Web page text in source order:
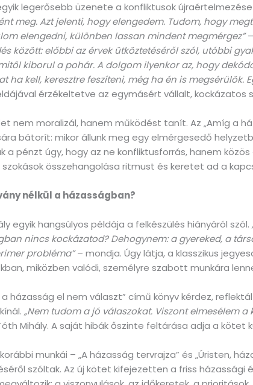
legerősebb üzenete a konfliktusok
meg. Azt jelenti, hogy elengedem. Tudom, hogy
elengedni, különben lassan mindent megmérgez”
között: előbbi az érvek ütköztetéséről szól, utóbbi
kiborul a pohár. A dolgom ilyenkor az, hogy
ha kell, keresztre feszíteni, még ha én is megsérülök.
érzékeltetve az egymásért vállalt, kockázatos
nem moralizál, hanem működést tanít. Az „Amíg a
bátorít: mikor állunk meg egy elmérgesedő
a pénzt úgy, hogy az ne konfliktusforrás, hanem
szokások összehangolása ritmust és keretet ad a
nélkül a házasságban?
egyik hangsúlyos példája a felkészülés hiányáról szól.
nincs kockázatod? Dehogynem: a gyereked, a
probléma”– mondja. Úgy látja, a klasszikus
miközben valódi, személyre szabott munkára
a házasság el nem választ” című könyv kérdez,
„Nem tudom a jó válaszokat. Viszont elmesélem
Mihály. A saját hibák őszinte feltárása adja a
munkái – „A házasság tervrajza” és „Úristen,
szóltak. Az új kötet kifejezetten a friss házassági